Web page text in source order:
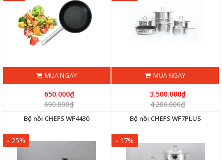
MUA NGAY
650.000₫
690.000₫
MUA NGAY
3.500.000₫
4.200.000₫
Bộ nồi CHEFS WF4430
- 25%
Bộ nồi CHEFS WF7PLUS
- 17%